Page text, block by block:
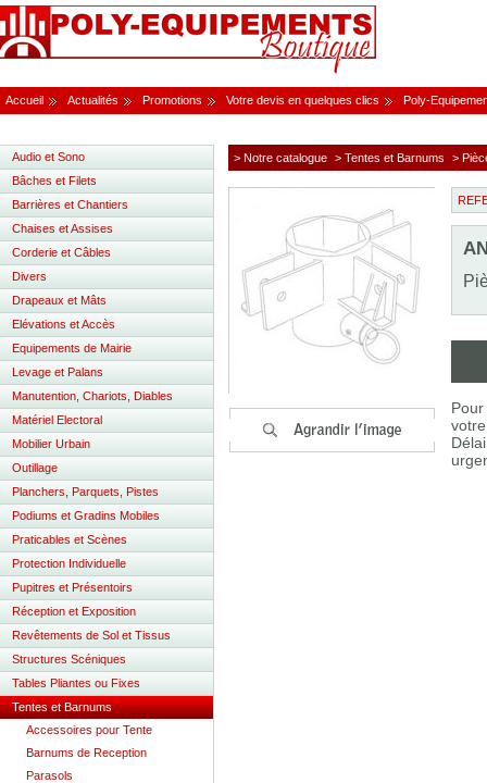
Accueil Actualités Promotions Votre devis en quelques clics Poly-
> Notre catalogue > Tentes et Barnums >
Audio et Sono
Bâches et Filets
Barrières et Chantiers
Chaises et Assises
Corderie et Câbles
Divers
Drapeaux et Mâts
Elévations et Accès
Equipements de Mairie
Levage et Palans
Manutention, Chariots, Diables
Matériel Electoral
Mobilier Urbain
Outillage
Planchers, Parquets, Pistes
Podiums et Gradins Mobiles
Praticables et Scènes
Protection Individuelle
Pupitres et Présentoirs
Réception et Exposition
Revêtements de Sol et Tissus
Structures Scéniques
Tables Pliantes ou Fixes
Tentes et Barnums
Accessoires pour Tente
Barnums de Reception
Parasols